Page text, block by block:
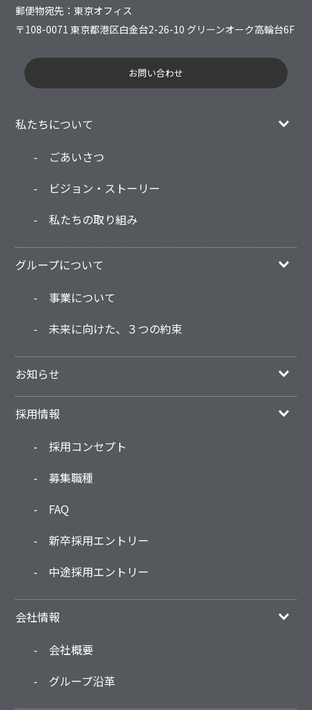
郵便物宛先：東京オフィス
〒108-0071 東京都港区白金台2-26-10 グリーンオーク高輪台6F
お問い合わせ
私たちについて
ごあいさつ
ビジョン・ストーリー
私たちの取り組み
グループについて
事業について
未来に向けた、３つの約束
お知らせ
採用情報
採用コンセプト
募集職種
FAQ
新卒採用エントリー
中途採用エントリー
会社情報
会社概要
グループ沿革